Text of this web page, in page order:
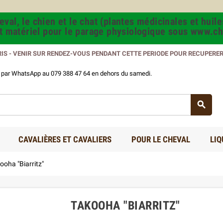
le chien et le chat (plantes médicinales et
matériel pour le parage physiologique sous
VENIR SUR RENDEZ-VOUS PENDANT CETTE PERIODE POUR
WhatsApp au 079 388 47 64 en dehors du samedi.

CAVALIÈRES ET CAVALIERS POUR LE CHEVAL
"Biarritz"
TAKOOHA "BIARRITZ"